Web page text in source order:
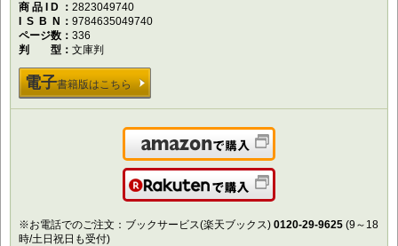
商品ID
2823049740
ISBN
9784635049740
ページ数
336
判型文庫判
電子書籍版はこちら
Amazonで購入
楽天で購入
※お電話でのご注文：ブックサービス(楽天ブックス) 0120-29-9625 (9～18
時/土日祝日も受付)